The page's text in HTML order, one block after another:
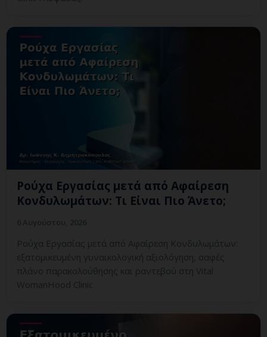
Ρούχα Εργασίας μετά από Αφαίρεση
Κονδυλωμάτων: Τι Είναι Πιο Άνετο;
Ρούχα Εργασίας μετά από Αφαίρεση Κονδυλωμάτων:
εξατομικευμένη γυναικολογική αξιολόγηση, σαφές
πλάνο παρακολούθησης και ραντεβού στη Vital
WomanHood Clinic